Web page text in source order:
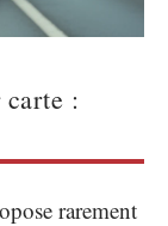
:
rarement